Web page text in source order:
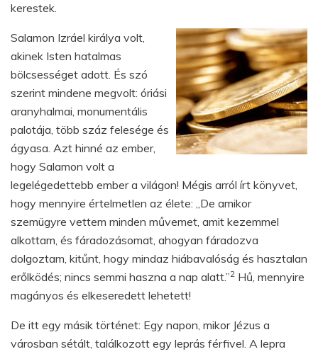
kerestek.
Salamon Izráel királya volt,
akinek Isten hatalmas
bölcsességet adott. És szó
szerint mindene megvolt: óriási
aranyhalmai, monumentális
palotája, több száz felesége és
ágyasa. Azt hinné az ember,
hogy Salamon volt a
legelégedettebb ember a világon! Mégis arról írt könyvet,
hogy mennyire értelmetlen az élete: „De amikor
szemügyre vettem minden művemet, amit kezemmel
alkottam, és fáradozásomat, ahogyan fáradozva
dolgoztam, kitűnt, hogy mindaz hiábavalóság és hasztalan
erőlködés; nincs semmi haszna a nap alatt.”2 Hű, mennyire
magányos és elkeseredett lehetett!
De itt egy másik történet: Egy napon, mikor Jézus a
városban sétált, találkozott egy leprás férfivel. A lepra